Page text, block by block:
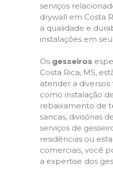
serviços
drywall em Costa
a qualidade e
instalações em
Os gesseiros
Costa Rica, MS,
atender a diversos
como instalação
rebaixamento de
sancas, divisórias
serviços de
residências ou
comerciais, você
a expertise dos